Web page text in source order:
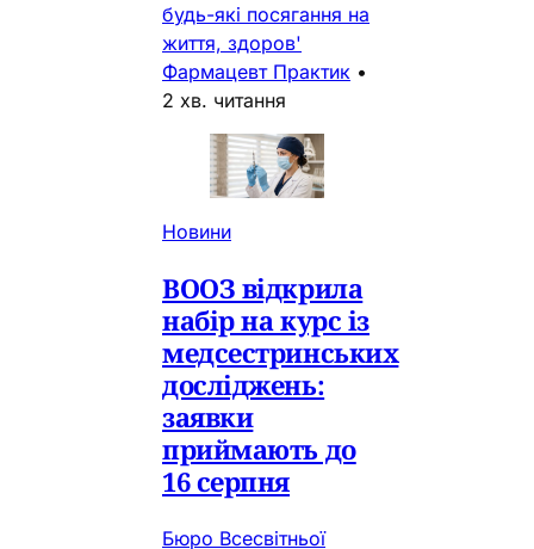
будь-які посягання на
життя, здоров'
Фармацевт Практик •
2 хв. читання
Новини
ВООЗ відкрила
набір на курс із
медсестринських
досліджень:
заявки
приймають до
16 серпня
Бюро Всесвітньої